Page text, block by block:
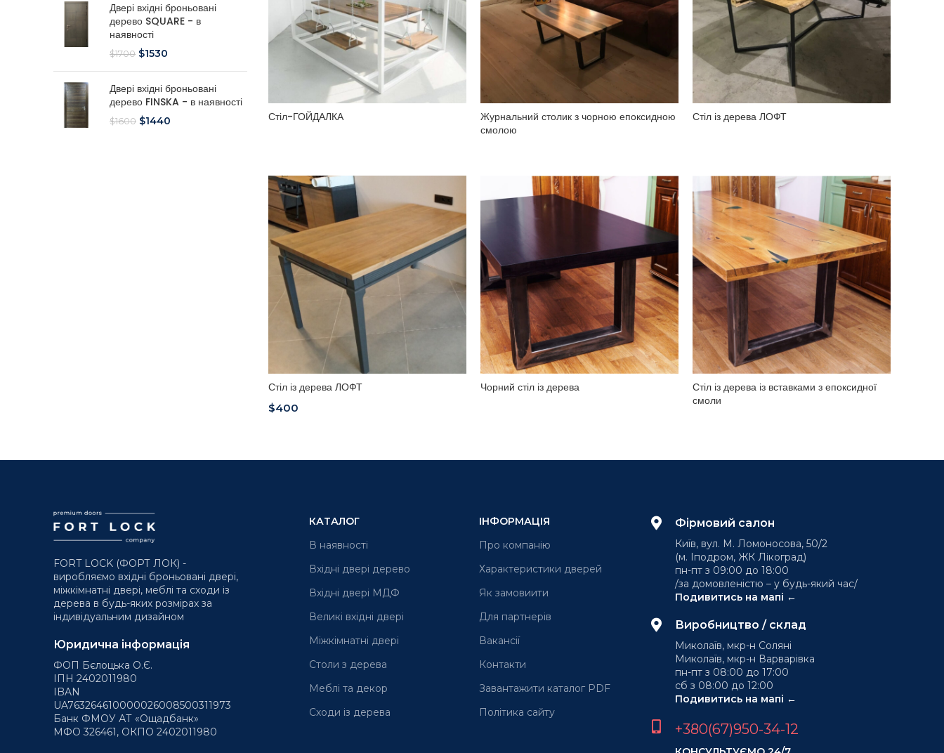
Двері вхідні броньовані
дерево SQUARE - в
наявності
$1700 $1530
Двері вхідні броньовані
дерево FINSKA - в наявності
$1600 $1440 Стіл-ГОЙДАЛКА
Журнальний столик з чорною епоксидною
смолою
Стіл із дерева ЛОФТ
Стіл із дерева ЛОФТ
$400
Чорний стіл із дерева
Стіл із дерева із вставками з епоксидної
смоли
FORT LOCK (ФОРТ ЛОК) -
виробляємо вхідні броньовані двері,
міжкімнатні двері, меблі та сходи із
дерева в будь-яких розмірах за
індивідуальним дизайном
Юридична інформація
ФОП Бєлоцька О.Є.
ІПН 2402011980
IBAN
UA763264610000026008500311973
Банк ФМОУ АТ «Ощадбанк»
МФО 326461, ОКПО 2402011980
КАТАЛОГ
В наявності
Вхідні двері дерево
Вхідні двері МДФ
Великі вхідні двері
Міжкімнатні двері
Столи з дерева
Меблі та декор
Сходи із дерева
ІНФОРМАЦІЯ
Про компанію
Характеристики дверей
Як замовиити
Для партнерів
Вакансії
Контакти
Завантажити каталог PDF
Політика сайту
Фірмовий салон
Київ, вул. М. Ломоносова, 50/2
(м. Іподром, ЖК Лікоград)
пн-пт з 09:00 до 18:00
/за домовленістю – у будь-який час/
Подивитись на мапі ←
Виробництво / склад
Миколаїв, мкр-н Соляні
Миколаїв, мкр-н Варварівка
пн-пт з 08:00 до 17:00
сб з 08:00 до 12:00
Подивитись на мапі ←
+380(67)950-34-12